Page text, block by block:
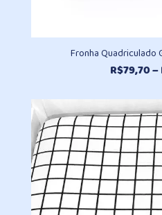
Fronha Quadriculado
R$79,70–